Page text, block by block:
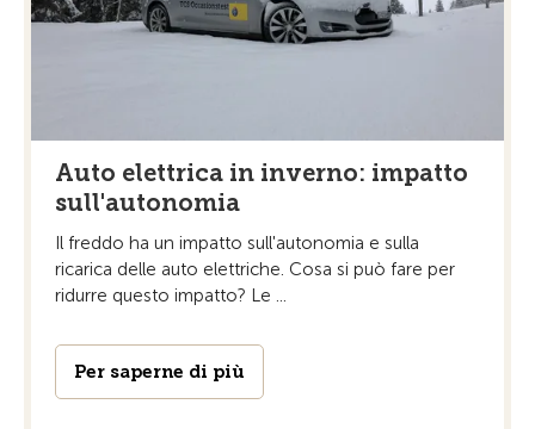
Auto elettrica in inverno: impatto
sull'autonomia
Il freddo ha un impatto sull'autonomia e sulla
ricarica delle auto elettriche. Cosa si può fare per
ridurre questo impatto? Le ...
Per saperne di più